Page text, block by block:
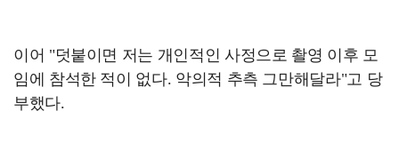
이어 "덧붙이면 저는 개인적인 사정으로 촬영 이후 모
임에 참석한 적이 없다. 악의적 추측 그만해달라"고 당
부했다.